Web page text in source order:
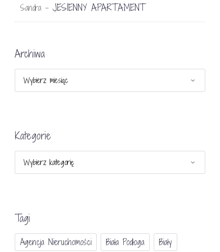
Sandra - JESIENNY APARTAMENT
Archiwa
Kategorie
Tagi
Agencja Nieruchomości Biała Podłoga
Biały